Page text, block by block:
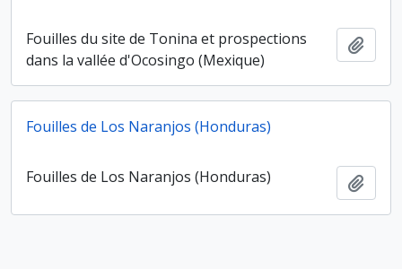
Fouilles du site de Tonina et prospections
dans la vallée d'Ocosingo (Mexique)
Fouilles de Los Naranjos (Honduras)
Fouilles de Los Naranjos (Honduras)